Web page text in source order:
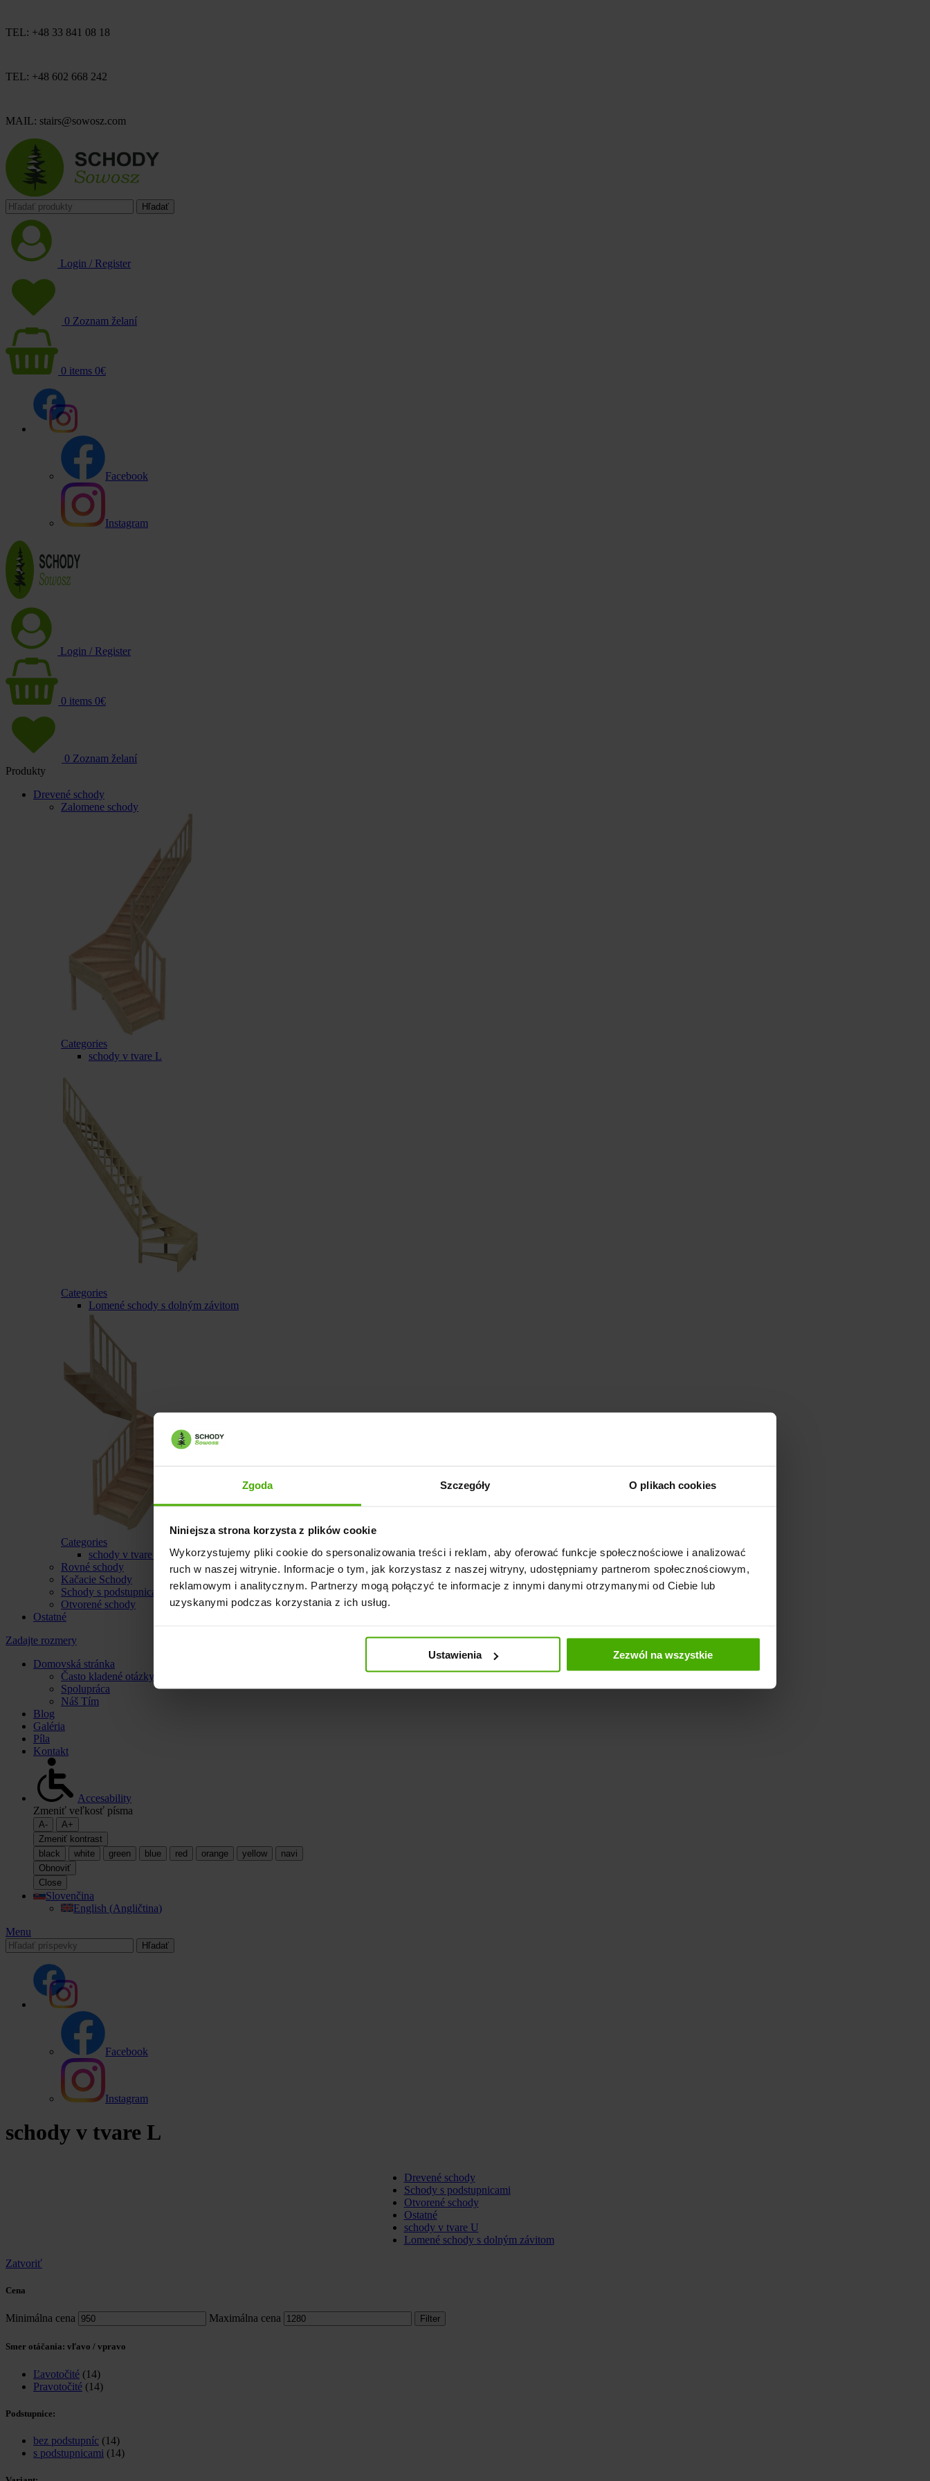
Zgoda Szczegóły O plikach cookies
Niniejsza strona korzysta z plików cookie
Wykorzystujemy pliki cookie do spersonalizowania treści i reklam, aby oferować funkcje społecznościowe i analizować
ruch w naszej witrynie. Informacje o tym, jak korzystasz z naszej witryny, udostępniamy partnerom społecznościowym,
reklamowym i analitycznym. Partnerzy mogą połączyć te informacje z innymi danymi otrzymanymi od Ciebie lub
uzyskanymi podczas korzystania z ich usług.
Ustawienia Zezwól na wszystkie
TEL: +48 33 841 08 18
TEL: +48 602 668 242
MAIL: stairs@sowosz.com
Hľadať
Login / Register
0 Zoznam želaní
0 items 0€
Facebook
Instagram
Login / Register
0 items 0€
0 Zoznam želaní
Produkty
Drevené schody
Zalomene schody
Categories
schody v tvare L
Categories
Lomené schody s dolným závitom
Categories
schody v tvare U
Rovné schody
Kačacie Schody
Schody s podstupnicami
Otvorené schody
Ostatné
Zadajte rozmery
Domovská stránka
Často kladené otázky
Spolupráca
Náš Tím
Blog
Galéria
Píla
Kontakt
Accesability
Zmeniť veľkosť písma
A-
A+
Zmeniť kontrast
black
white green blue red orange yellow
navi
Obnoviť
Close
Slovenčina
English (Angličtina)
Menu
Hľadať
Facebook
Instagram
schody v tvare L
Drevené schody
Schody s podstupnicami
Otvorené schody
Ostatné
schody v tvare U
Lomené schody s dolným závitom
Zatvoriť
Cena
Minimálna cena Maximálna cena Filter
Smer otáčania: vľavo / vpravo
Ľavotočité (14)
Pravotočité (14)
Podstupnice:
bez podstupníc (14)
s podstupnicami (14)